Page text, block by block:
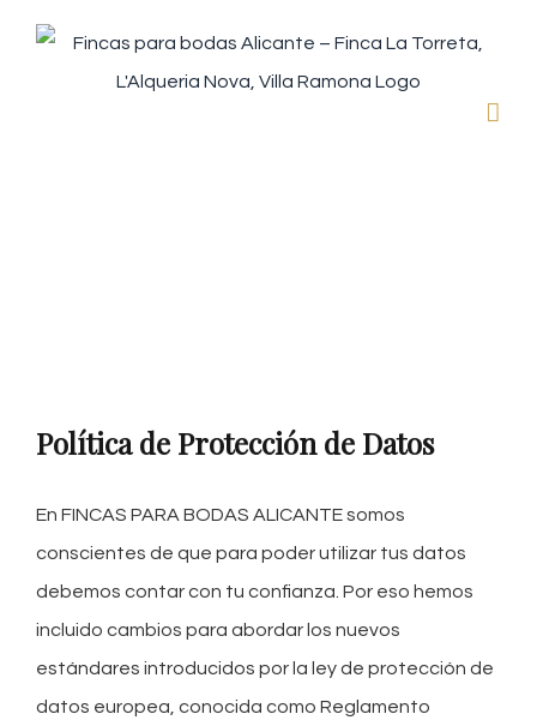
Política de Protección de Datos
En FINCAS PARA BODAS ALICANTE somos
conscientes de que para poder utilizar tus datos
debemos contar con tu confianza. Por eso hemos
incluido cambios para abordar los nuevos
estándares introducidos por la ley de protección de
datos europea, conocida como Reglamento